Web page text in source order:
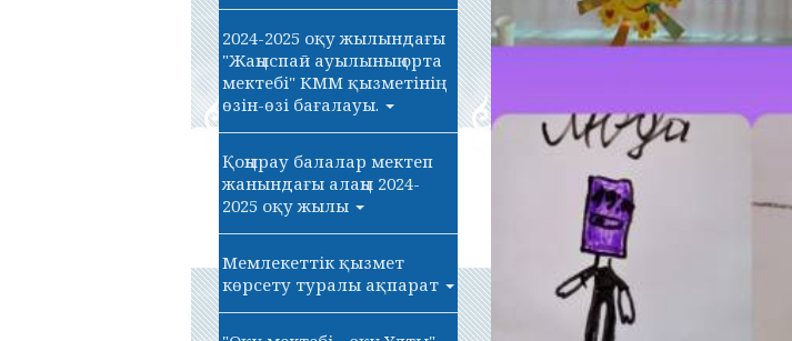
2024-2025 оқу жылындағы
"Жаңыспай ауылының орта
мектебі" КММ қызметінің
өзін-өзі бағалауы.
Қоңырау балалар мектеп
жанындағы алаңы 2024-
2025 оқу жылы
Мемлекеттік қызмет
көрсету туралы ақпарат